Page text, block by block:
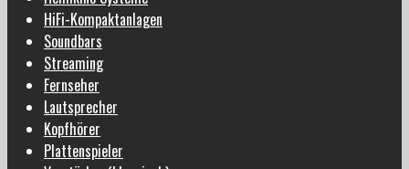
HiFi-Kompaktanlagen
Soundbars
Streaming
Fernseher
Lautsprecher
Kopfhörer
Plattenspieler